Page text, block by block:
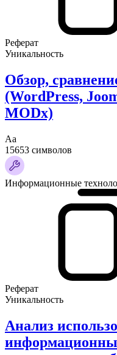
Реферат
Уникальность
Обзор,
(WordPress,
MODx)
Аа
15653 символов
Информационные
Реферат
Уникальность
Анализ